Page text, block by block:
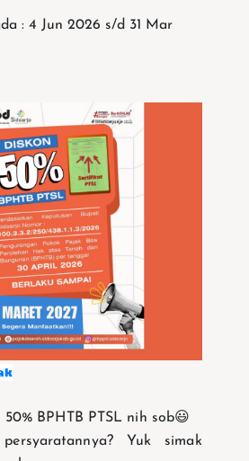
: 4 Jun 2026 s/d 31 Mar
BPHTB PTSL nih sob😃
Yuk simak